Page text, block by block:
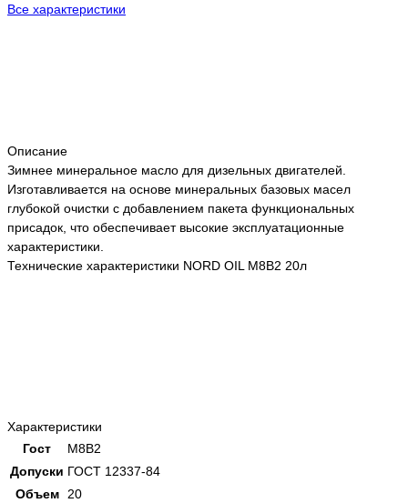
Все характеристики
Описание
Зимнее минеральное масло для дизельных двигателей.
Изготавливается на основе минеральных базовых масел
глубокой очистки с добавлением пакета функциональных
присадок, что обеспечивает высокие эксплуатационные
характеристики.
Технические характеристики NORD OIL М8В2 20л
Характеристики
Гост
М8В2
Допуски ГОСТ 12337-84
Объем
20